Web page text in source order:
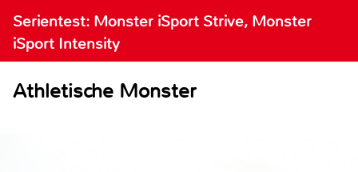
Serientest: Monster iSport Strive, Monster
iSport Intensity
Athletische Monster